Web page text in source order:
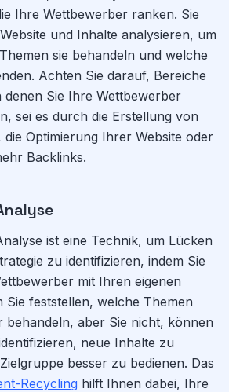
Ihre Wettbewerber ranken. Sie
und Inhalte analysieren, um
sie behandeln und welche
Achten Sie darauf, Bereiche
denen Sie Ihre Wettbewerber
sei es durch die Erstellung von
Optimierung Ihrer Website oder
Backlinks.
ist eine Technik, um Lücken
zu identifizieren, indem Sie
mit Ihren eigenen
Sie feststellen, welche Themen
behandeln, aber Sie nicht, können
neue Inhalte zu
besser zu bedienen. Das
Recycling hilft Ihnen dabei, Ihre